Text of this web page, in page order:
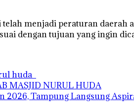
menjadi peraturan daerah
dengan tujuan yang ingin
huda
MASJID NURUL HUDA
2026, Tampung Langsung